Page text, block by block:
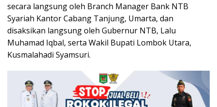
secara langsung oleh Branch Manager Bank NTB
Syariah Kantor Cabang Tanjung, Umarta, dan
disaksikan langsung oleh Gubernur NTB, Lalu
Muhamad Iqbal, serta Wakil Bupati Lombok Utara,
Kusmalahadi Syamsuri.